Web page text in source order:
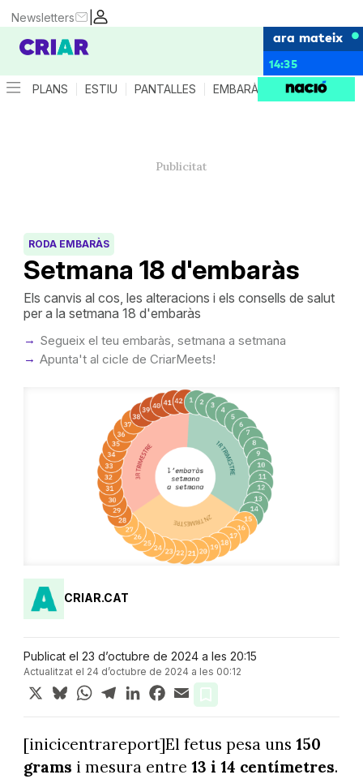
|
Newsletters
ara mateix
14:35
PLANS ESTIU PANTALLES EMBARÀS CRIANÇA
Setmana 18 d'embaràs
RODA EMBARÀS
Els canvis al cos, les alteracions i els consells de salut
per a la setmana 18 d'embaràs
Segueix el teu embaràs, setmana a setmana
Apunta't al cicle de CriarMeets!
CRIAR.CAT
Publicat el 23 d’octubre de 2024 a les 20:15
Actualitzat el 24 d’octubre de 2024 a les 00:12
X BlueskyWhatsApp
TelegramLinkedInFacebook
Email
[inicicentrareport]El fetus pesa uns 150
grams i mesura entre 13 i 14 centímetres.